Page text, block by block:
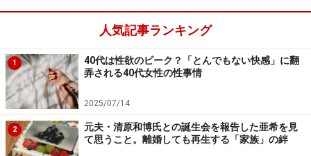
話し合いもしたがらない夫
揉めたのは年末26日。そして大晦日に至るまで、ミサさ
んは夫と話し合えなかった。
「一度、ちゃんと話そうよと言ったんですが、夫は仕事
人気記事ランキング
1
40代は性欲のピーク？「とんでもない快感」に翻
弄される40代女性の性事情
2025/07/14
2
元夫・清原和博氏との誕生会を報告した亜希を見
て思うこと。離婚しても再生する「家族」の絆